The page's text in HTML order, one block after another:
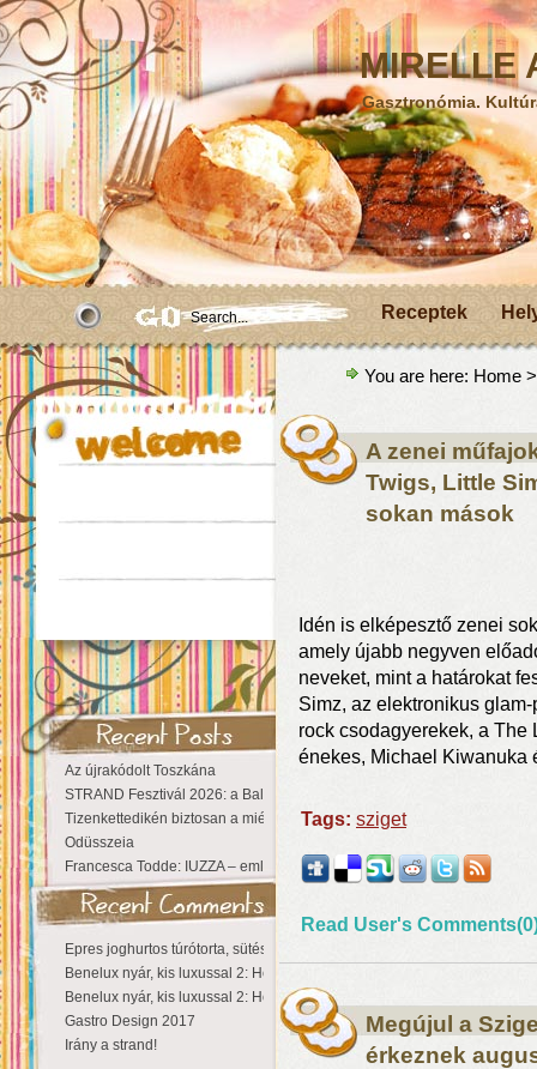
MIRELLE
Gasztronómia.
Receptek
Az újrakódolt Toszkána
STRAND Fesztivál 2026: a Balaton partján a nyár még tart!
Tizenkettedikén biztosan a miénk a Sziget!
Odüsszeia
Francesca Todde: IUZZA – emlékezet, táj és irodalom találkozása a Mai
Epres joghurtos túrótorta, sütés nélkül
Benelux nyár, kis luxussal 2: Hollandia
Benelux nyár, kis luxussal 2: Hollandia
Gastro Design 2017
Irány a strand!
You are here: Home
A zenei
Twigs, Little
sokan mások
Idén is elképesztő zenei
amely újabb negyven
neveket, mint a határokat
Simz, az elektronikus
rock csodagyerekek, a The
énekes, Michael Kiwanuka
Tags: sziget
Read User's
Megújul a
érkeznek